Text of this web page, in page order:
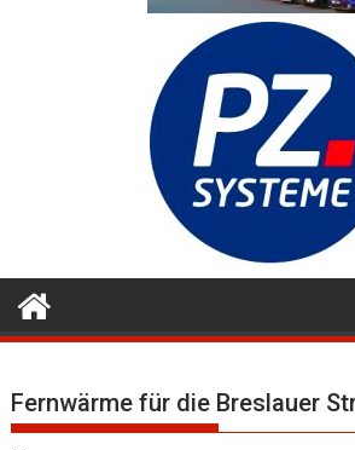
Fernwärme für die Breslauer